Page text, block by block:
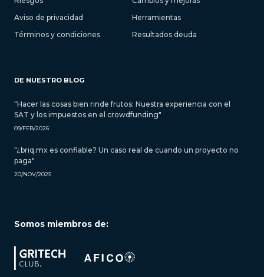
Aviso de privacidad
Términos y condiciones
Herramientas
Resultados deuda
DE NUESTRO BLOG
"Hacer las cosas bien rinde frutos: Nuestra experiencia con el
SAT y los impuestos en el crowdfunding"
09/FEB/2026
"¿briq.mx es confiable? Un caso real de cuando un proyecto no
paga"
20/NOV/2025
Somos miembros de: